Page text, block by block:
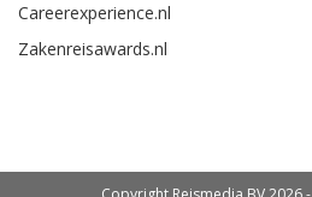
Careerexperience.nl
Zakenreisawards.nl